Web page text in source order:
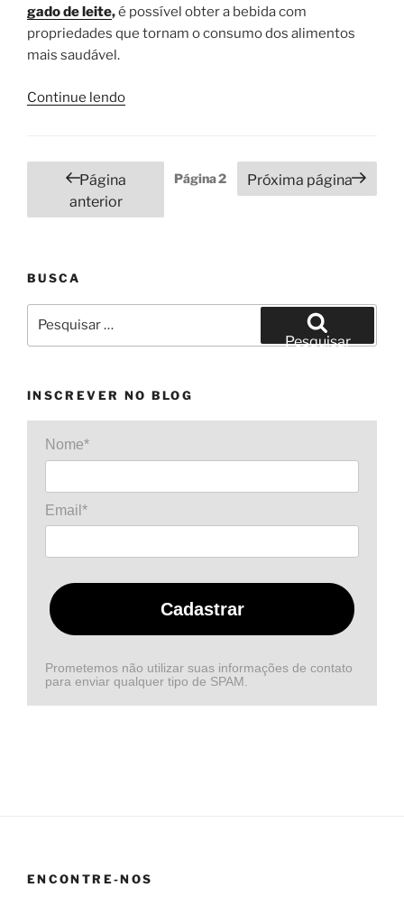
gado de leite,é possível obter a bebida com
propriedades que tornam o consumo dos alimentos
mais saudável.
Continue lendo“Afinal,
é
Leite
Paginação
posts
Página
anterior
Página2 Próxima página
BUSCA
por:
Pesquisar
INSCREVER NO BLOG
Nome*
Email*
Cadastrar
Prometemos não utilizar suas informações de contato
para enviar qualquer tipo de SPAM.
ENCONTRE-NOS